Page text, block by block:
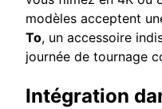
modèles acceptent
To, un accessoire
journée de tournage
Intégration